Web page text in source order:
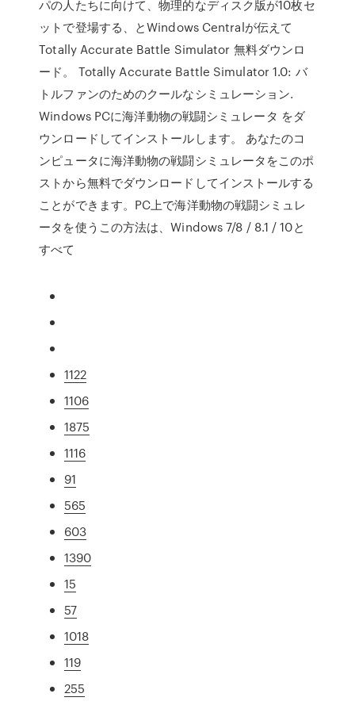
パの人たちに向けて、物理的なディスク版が10枚セ
ットで登場する、とWindows Centralが伝えて
Totally Accurate Battle Simulator 無料ダウンロ
ード。 Totally Accurate Battle Simulator 1.0: バ
トルファンのためのクールなシミュレーション.
Windows PCに海洋動物の戦闘シミュレータ をダ
ウンロードしてインストールします。 あなたのコ
ンピュータに海洋動物の戦闘シミュレータをこのポ
ストから無料でダウンロードしてインストールする
ことができます。PC上で海洋動物の戦闘シミュレ
ータを使うこの方法は、Windows 7/8 / 8.1 / 10と
すべて
1122
1106
1875
1116
91
565
603
1390
15
57
1018
119
255